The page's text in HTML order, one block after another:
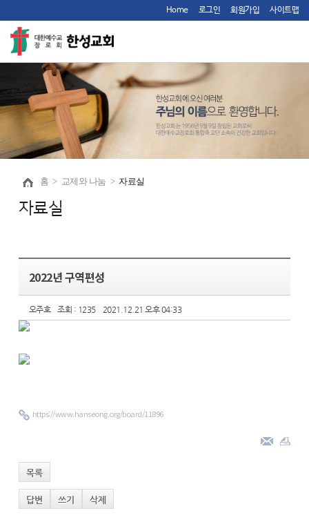
Home 로그인 회원가입 사이트맵
홈 > 교제와 나눔 > 자료실
자료실
2022년 구역편성
오주호 조회 : 1235 2021.12.21 오후 04:33
https://www.hanseong.org/board/11896
목록
답변 쓰기 삭제